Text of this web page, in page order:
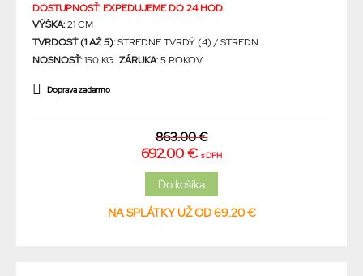
DOSTUPNOSŤ: EXPEDUJEME DO 24 HOD.
VÝŠKA:21 CM
TVRDOSŤ (1 AŽ 5):STREDNE TVRDÝ (4) / STREDN...
NOSNOSŤ:150 KG ZÁRUKA:5 ROKOV
Doprava zadarmo
863.00 €
692.00 € s DPH
NA SPLÁTKY UŽ OD 69.20 €